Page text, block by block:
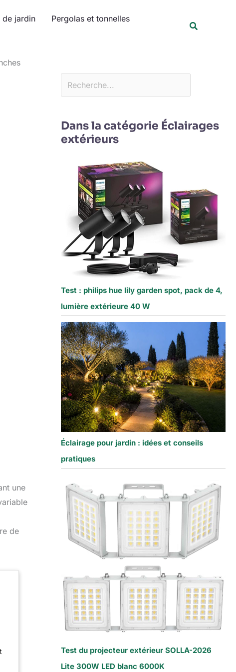
de jardin
Pergolas et tonnelles
une
de
Dans la catégorie Éclairages
extérieurs
Test : philips hue lily garden spot, pack de 4,
lumière extérieure 40 W
Éclairage pour jardin : idées et conseils
pratiques
Test du projecteur extérieur SOLLA-2026
Lite 300W LED blanc 6000K